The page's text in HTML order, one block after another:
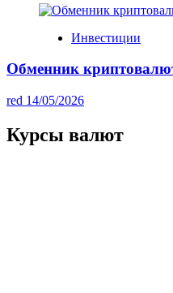
Инвестиции
Обменник
red 14/05/2026
Курсы валют